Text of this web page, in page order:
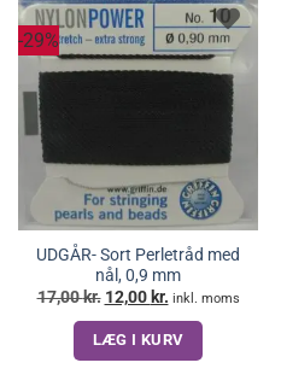
-29%
UDGÅR- Sort Perletråd med
nål, 0,9 mm
17,00kr. Den
oprindelige
pris
var:
17,00 kr..
12,00 kr. Den
aktuelle
pris
er:
12,00 kr..
inkl. moms
LÆG I KURV